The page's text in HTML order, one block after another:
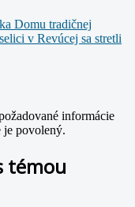
Domu tradičnej
v Revúcej sa stretli
informácie
povolený.
témou